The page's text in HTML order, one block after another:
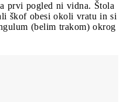
prvi pogled ni vidna. Štola
škof obesi okoli vratu in si
(belim trakom) okrog